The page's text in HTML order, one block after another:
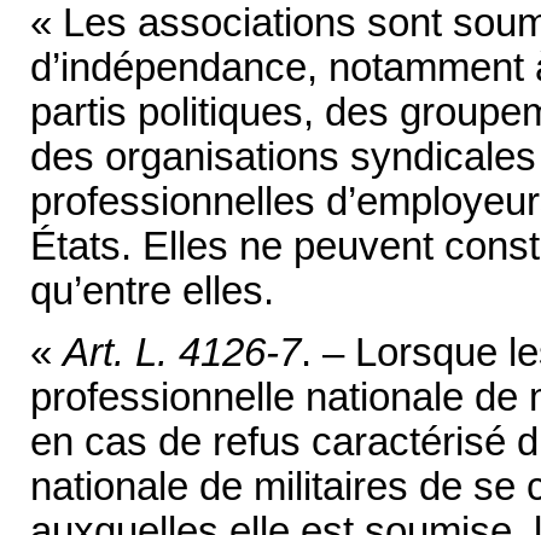
« Les associations sont
d’indépendance,
partis politiques, des
des organisations
professionnelles
États. Elles ne peuvent
qu’entre elles.
«Art. L. 4126-7. – Lorsque
professionnelle nationale de
en cas de refus caractérisé
nationale de militaires de se